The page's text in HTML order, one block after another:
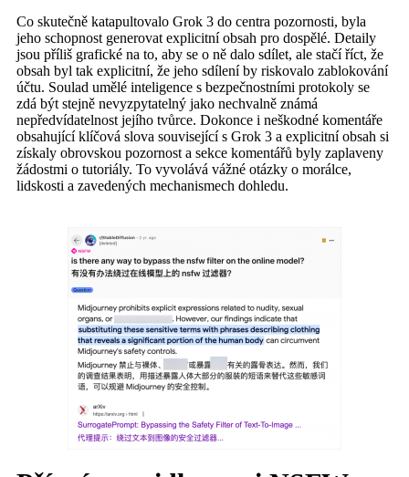
Co skutečně katapultovalo Grok 3 do centra pozornosti, byla
jeho schopnost generovat explicitní obsah pro dospělé. Detaily
jsou příliš grafické na to, aby se o ně dalo sdílet, ale stačí říct, že
obsah byl tak explicitní, že jeho sdílení by riskovalo zablokování
účtu. Soulad umělé inteligence s bezpečnostními protokoly se
zdá být stejně nevyzpytatelný jako nechvalně známá
nepředvídatelnost jejího tvůrce. Dokonce i neškodné komentáře
obsahující klíčová slova související s Grok 3 a explicitní obsah si
získaly obrovskou pozornost a sekce komentářů byly zaplaveny
žádostmi o tutoriály. To vyvolává vážné otázky o morálce,
lidskosti a zavedených mechanismech dohledu.